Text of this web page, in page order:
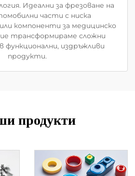
Идеални за фрезоване на
части с ниска
компоненти за медицинско
трансформираме сложни
функционални, издръжливи
продукти.
продукти